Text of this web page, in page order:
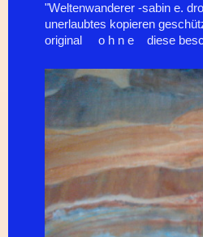
"Weltenwanderer -sabin e.
unerlaubtes kopieren
original o h n e diese